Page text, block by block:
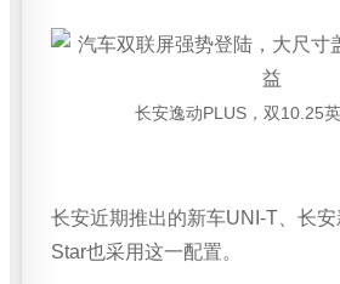
长安逸动PLUS，双10.25
长安近期推出的新车UNI-T、长
Star也采用这一配置。